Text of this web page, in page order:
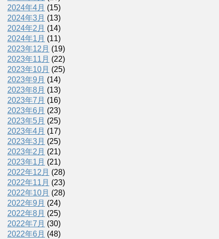
2024年4月 (15)
2024年3月 (13)
2024年2月 (14)
2024年1月 (11)
2023年12月 (19)
2023年11月 (22)
2023年10月 (25)
2023年9月 (14)
2023年8月 (13)
2023年7月 (16)
2023年6月 (23)
2023年5月 (25)
2023年4月 (17)
2023年3月 (25)
2023年2月 (21)
2023年1月 (21)
2022年12月 (28)
2022年11月 (23)
2022年10月 (28)
2022年9月 (24)
2022年8月 (25)
2022年7月 (30)
2022年6月 (48)